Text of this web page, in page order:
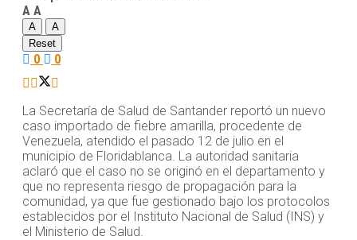
A A
A
A
Reset
0 0
La Secretaría de Salud de Santander reportó un nuevo
caso importado de fiebre amarilla, procedente de
Venezuela, atendido el pasado 12 de julio en el
municipio de Floridablanca. La autoridad sanitaria
aclaró que el caso no se originó en el departamento y
que no representa riesgo de propagación para la
comunidad, ya que fue gestionado bajo los protocolos
establecidos por el Instituto Nacional de Salud (INS) y
el Ministerio de Salud.